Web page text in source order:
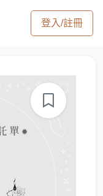
登入/註冊